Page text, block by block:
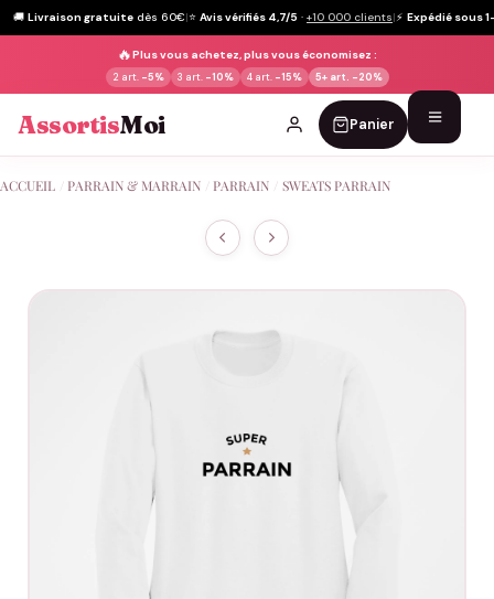
🚚 Livraison gratuite dès 60€|⭐ Avis vérifiés 4,7/5 · +10 000 clients|⚡ Expédié sous
🔥Plus vous achetez, plus vous économisez :
2 art. -5% 3 art. -10% 4 art. -15% 5+ art. -20%
AssortisMoi Panier
au
ACCUEIL PARRAIN & MARRAIN PARRAIN SWEATS PARRAIN